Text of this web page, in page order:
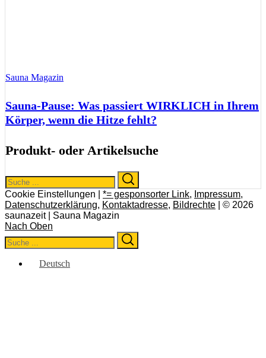
Sauna Magazin
Sauna-Pause: Was passiert WIRKLICH in Ihrem
Körper, wenn die Hitze fehlt?
Produkt- oder Artikelsuche
Search
for:
Cookie Einstellungen | *= gesponsorter Link, Impressum,
Datenschutzerklärung, Kontaktadresse, Bildrechte | © 2026
saunazeit | Sauna Magazin
Nach Oben
Search
for:
Deutsch